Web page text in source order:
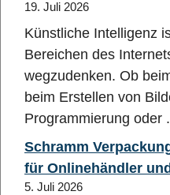
19. Juli 2026
Künstliche Intelligenz
Bereichen des
wegzudenken. Ob
beim Erstellen von
Programmierung oder
Schramm
für Onlinehändler
5. Juli 2026